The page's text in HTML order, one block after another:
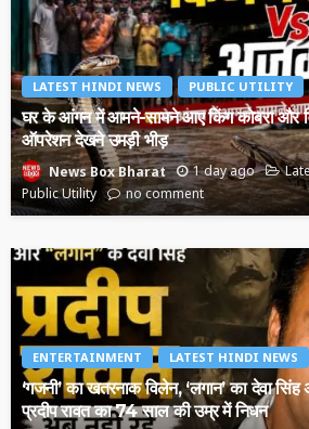
LATEST HINDI NEWS PUBLIC UTILITY
घर के आंगन में आमने-सामने आए किंग कोबरा और
ऑपरेशन देखने उमड़ी भीड़
News Box Bharat 1 day ago
Public Utility
no comment
ENTERTAINMENT LATEST HINDI NEWS
‘गजनी’ का खतरनाक विलेन, ‘लगान’ का देवा
प्रदीप रावत का 74 साल की उम्र में निधन